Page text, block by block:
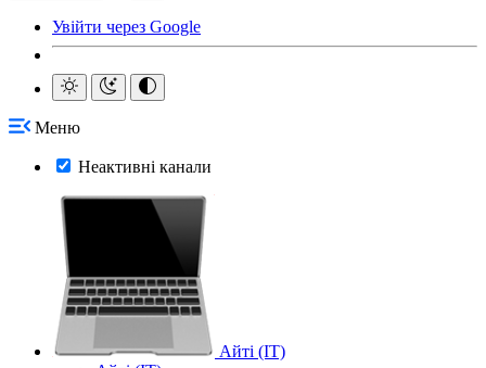
Увійти через Google
Меню
Неактивні канали
Айті (IT)